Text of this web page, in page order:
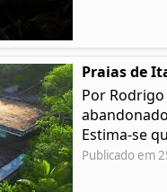
Praias de
Por
Estima-se
Publicado em